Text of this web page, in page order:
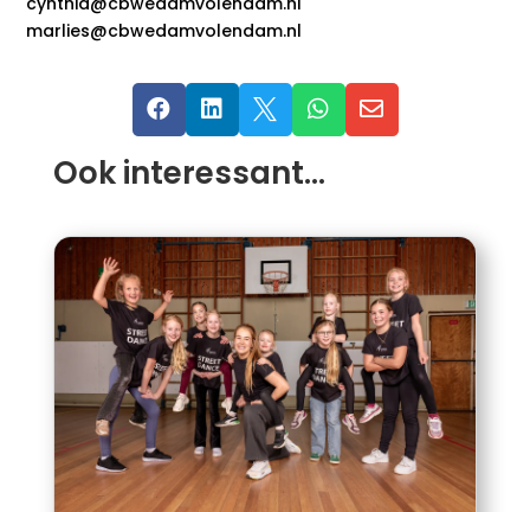
marlies@cbwedamvolendam.nl
    
Ook interessant…